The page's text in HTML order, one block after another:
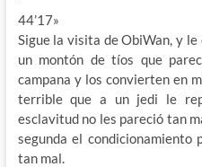
44’17»
Sigue la visita de ObiWan, y
un montón de tíos que
campana y los convierten en
terrible que a un jedi le
esclavitud no les pareció tan
segunda el condicionamiento
tan mal.